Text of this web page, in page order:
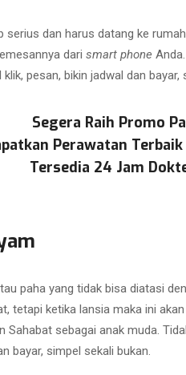
serius dan harus datang ke
dari smart phone
pesan, bikin jadwal dan bayar,
Segera Raih Promo
Perawatan
Tersedia 24 Jam
paha yang tidak bisa diatasi
tetapi ketika lansia maka ini
sebagai anak muda.
bayar, simpel sekali bukan.